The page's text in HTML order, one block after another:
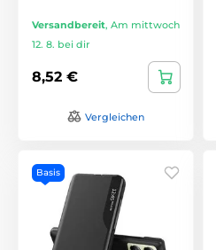
Versandbereit, Am mittwoch
12. 8. bei dir
8,52 €
Vergleichen
Basis